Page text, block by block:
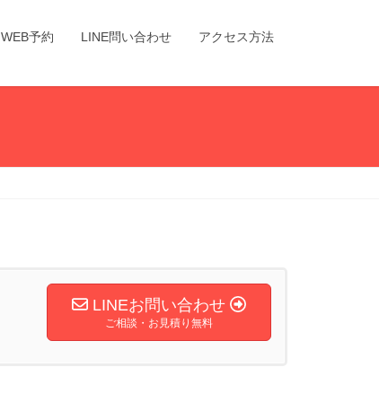
WEB予約 LINE問い合わせ アクセス方法
LINEお問い合わせ
ご相談・お見積り無料